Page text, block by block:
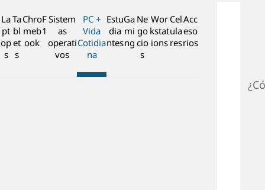
l
La
pt
op
s
Ta
bl
et
s
Chro
meb
ook
F
1
Sistem
as
operati
vos
PC +
Vida
Cotidia
na
Estu
dia
ntes
Ga
mi
ng
Ne
go
cio
s
Wor
kstat
ions
Cel
ula
res
Acc
eso
rios